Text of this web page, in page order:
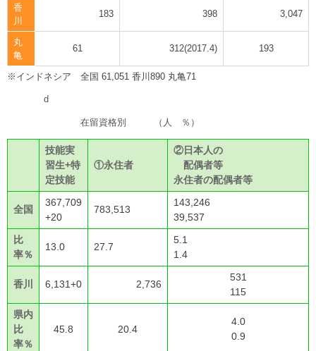
香
川
183 398 3,047
丸
亀
61 312(2017.4) 193
※インドネシア 全国 61,051 香川890 丸亀71
d
在留資格別 （人 ％）
技能実
習生+特
定技能
①永住者
②日本人の
配偶者等
永住者の配偶者等
全国
367,709
+20
783,513
143,246
39,537
比
率％
13.0 27.7
5.1
1.4
香川 6,131+0 2,736
531
115
県内
比
率％
45.8 20.4
4.0
0.9